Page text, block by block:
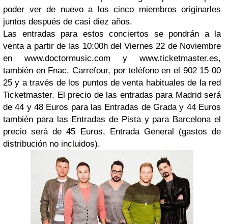
poder ver de nuevo a los cinco miembros originarles
juntos después de casi diez años.
Las entradas para estos conciertos se pondrán a la
venta a partir de las 10:00h del Viernes 22 de Noviembre
en www.doctormusic.com y www.ticketmaster.es,
también en Fnac, Carrefour, por teléfono en el 902 15 00
25 y a través de los puntos de venta habituales de la red
Ticketmaster. El precio de las entradas para Madrid será
de 44 y 48 Euros para las Entradas de Grada y 44 Euros
también para las Entradas de Pista y para Barcelona el
precio será de 45 Euros, Entrada General (gastos de
distribución no incluidos).